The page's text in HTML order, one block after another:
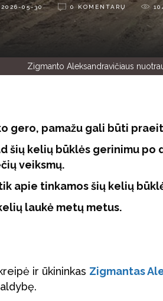
2026-05-30 0 KOMENTARŲ
Zigmanto Aleksandravičiaus
gero, pamažu gali būti
šių kelių būklės gerinimu po
veiksmų.
apie tinkamos šių kelių
laukė metų metus.
ir ūkininkas Zigmantas